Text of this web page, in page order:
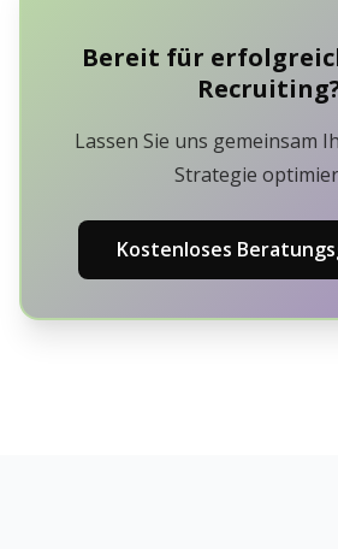
Bereit für
Lassen Sie uns gemeinsam
Strategie
Kostenloses